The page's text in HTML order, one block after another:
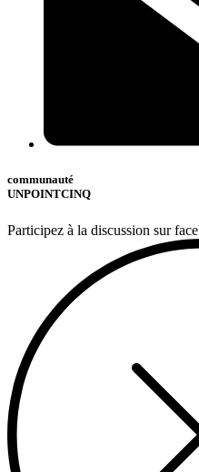
communauté
UNPOINTCINQ
Participez à la discussion sur